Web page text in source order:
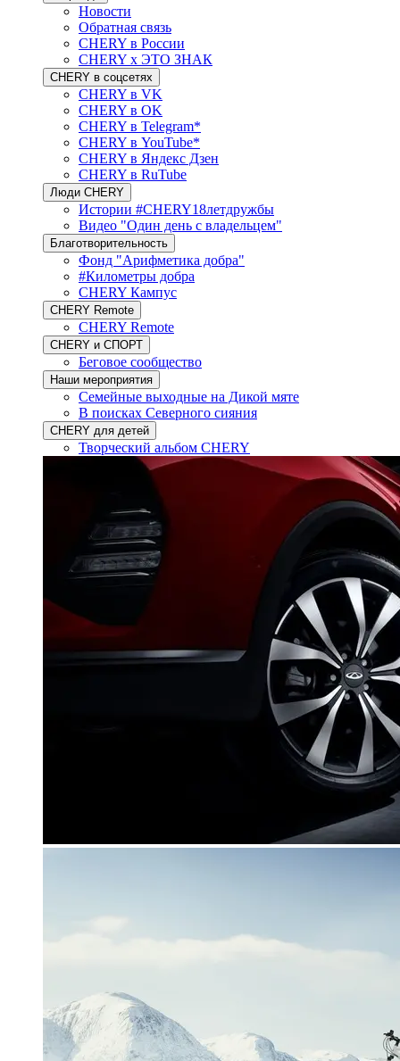
Новости
Обратная связь
CHERY в России
CHERY x ЭТО ЗНАК
CHERY в соцсетях
CHERY в VK
CHERY в OK
CHERY в Telegram*
CHERY в YouTube*
CHERY в Яндекс Дзен
CHERY в RuTube
Люди CHERY
Истории #CHERY18летдружбы
Видео "Один день с владельцем"
Благотворительность
Фонд "Арифметика добра"
#Километры добра
CHERY Кампус
CHERY Remote
CHERY Remote
CHERY и СПОРТ
Беговое сообщество
Наши мероприятия
Семейные выходные на Дикой мяте
В поисках Северного сияния
CHERY для детей
Творческий альбом CHERY